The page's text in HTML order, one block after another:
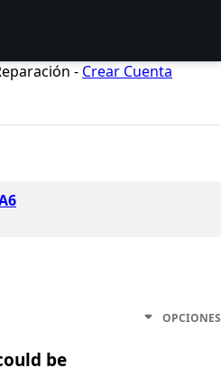
- Crear Cuenta
OPCIONES
be